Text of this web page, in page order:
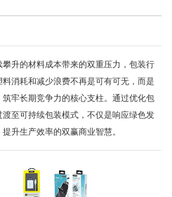
升的材料成本带来的双重压力，包装行
料消耗和减少浪费不再是可有可无 ， 而是
牢长期竞争力的核心支柱。通过优化包
至可持续包装模式，不仅是响应绿色发
升生产效率的双赢商业智慧。